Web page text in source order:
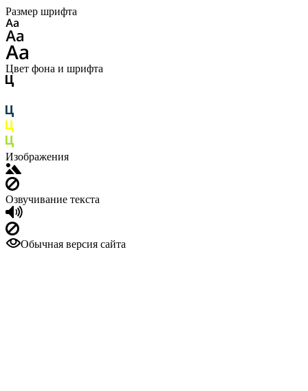
Размер шрифта
Цвет фона и шрифта
Изображения
Озвучивание текста
Обычная версия сайта